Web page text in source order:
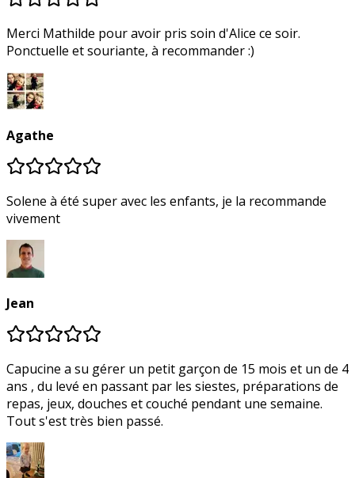
Merci Mathilde pour avoir pris soin d'Alice ce soir.
Ponctuelle et souriante, à recommander :)
Agathe
Solene à été super avec les enfants, je la recommande
vivement
Jean
Capucine a su gérer un petit garçon de 15 mois et un de 4
ans , du levé en passant par les siestes, préparations de
repas, jeux, douches et couché pendant une semaine.
Tout s'est très bien passé.